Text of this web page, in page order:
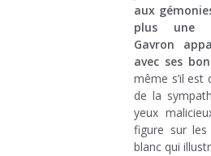
aux
plus une
Gavron
avec ses
même s’il est
de la
yeux
figure sur
blanc qui